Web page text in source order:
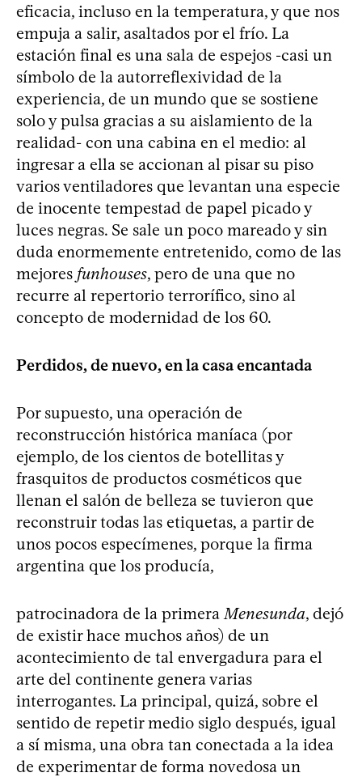
eficacia, incluso en la temperatura, y que nos
empuja a salir, asaltados por el frío. La
estación final es una sala de espejos -casi un
símbolo de la autorreflexividad de la
experiencia, de un mundo que se sostiene
solo y pulsa gracias a su aislamiento de la
realidad- con una cabina en el medio: al
ingresar a ella se accionan al pisar su piso
varios ventiladores que levantan una especie
de inocente tempestad de papel picado y
luces negras. Se sale un poco mareado y sin
duda enormemente entretenido, como de las
mejores funhouses, pero de una que no
recurre al repertorio terrorífico, sino al
concepto de modernidad de los 60.
Perdidos, de nuevo, en la casa encantada
Por supuesto, una operación de
reconstrucción histórica maníaca (por
ejemplo, de los cientos de botellitas y
frasquitos de productos cosméticos que
llenan el salón de belleza se tuvieron que
reconstruir todas las etiquetas, a partir de
unos pocos especímenes, porque la firma
argentina que los producía,
patrocinadora de la primera Menesunda, dejó
de existir hace muchos años) de un
acontecimiento de tal envergadura para el
arte del continente genera varias
interrogantes. La principal, quizá, sobre el
sentido de repetir medio siglo después, igual
a sí misma, una obra tan conectada a la idea
de experimentar de forma novedosa un